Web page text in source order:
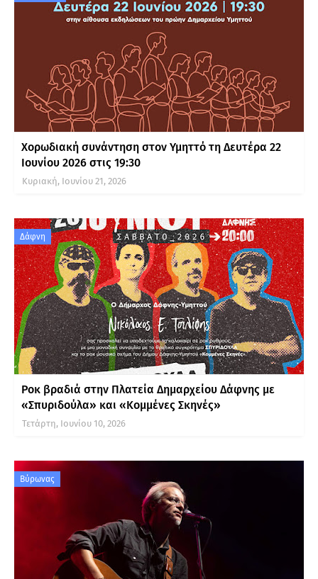
Χορωδιακή συνάντηση στον Υμηττό τη Δευτέρα 22
Ιουνίου 2026 στις 19:30
Κυριακή, Ιουνίου 21, 2026
Δάφνη
Ροκ βραδιά στην Πλατεία Δημαρχείου Δάφνης με
«Σπυριδούλα» και «Κομμένες Σκηνές»
Τετάρτη, Ιουνίου 10, 2026
Βύρωνας